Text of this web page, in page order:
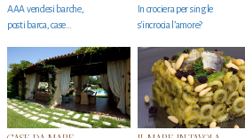
AAA vendesi barche,
posti barca, case…
In crociera per single
s'incrocia l’amore?